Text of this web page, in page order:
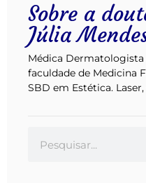
Sobre a
Júlia
Médica
faculdade de Medicina
SBD em Estética.